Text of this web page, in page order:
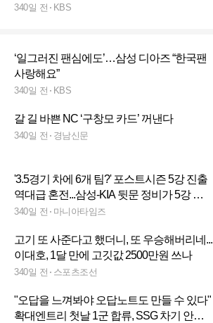
340일 전 KBS
‘일그러진 팬심에도’…삼성 디아즈 “한국팬
사랑해요”
340일 전 KBS
갈 길 바쁜 NC ‘구창모 카드’ 꺼낸다
340일 전 경남신문
'3.5경기 차에 6개 팀?' 포스트시즌 5강 진출
역대급 혼전...삼성-KIA 뒷문 정비가 5강 진
출 열쇠
340일 전 마니아타임즈
고기 또 사준다고 했더니, 또 우승해버리네...
이대호, 1달 만에 고깃값 2500만원 쓰나
340일 전 스포츠조선
"오답을 느껴봐야 오답노트도 만들 수 있다"
확대엔트리 첫날 1군 합류, SSG 차기 안방